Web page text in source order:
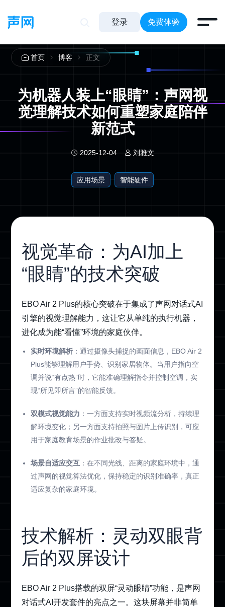
登录 免费体验
首页 博客 正文
为机器人装上“眼睛”：声网视
觉理解技术如何重塑家庭陪伴
新范式
2025-12-04 刘雅文
应用场景 智能硬件
视觉革命：为AI加上
“眼睛”的技术突破
EBO Air 2 Plus的核心突破在于集成了声网对话式AI
引擎的视觉理解能力，这让它从单纯的执行机器，
进化成为能“看懂”环境的家庭伙伴。
实时环境解析：通过摄像头捕捉的画面信息，EBO Air 2
Plus能够理解用户手势、识别家居物体。当用户指向空
调并说“有点热”时，它能准确理解指令并控制空调，实
现“所见即所言”的智能反馈。
双模式视觉能力 ：一方面支持实时视频流分析，持续理
解环境变化；另一方面支持拍照与图片上传识别，可应
用于家庭教育场景的作业批改与答疑。
场景自适应交互 ：在不同光线、距离的家庭环境中，通
过声网的视觉算法优化，保持稳定的识别准确率，真正
适应复杂的家庭环境。
技术解析：灵动双眼背
后的双屏设计
EBO Air 2 Plus搭载的双屏“灵动眼睛”功能，是声网
对话式AI开发套件的亮点之一。这块屏幕并非简单